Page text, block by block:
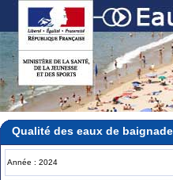
Qualité des eaux de baignade
Année : 2024